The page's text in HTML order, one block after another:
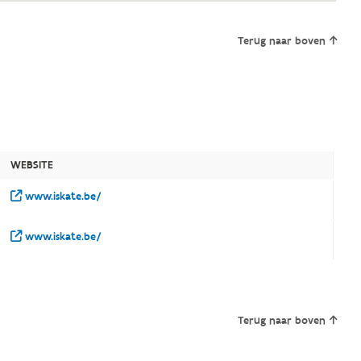
Terug naar boven
WEBSITE
www.iskate.be/
www.iskate.be/
Terug naar boven